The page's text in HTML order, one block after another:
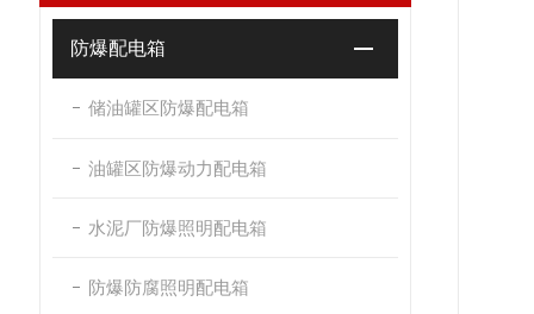
防爆配电箱
储油罐区防爆配电箱
油罐区防爆动力配电箱
水泥厂防爆照明配电箱
防爆防腐照明配电箱